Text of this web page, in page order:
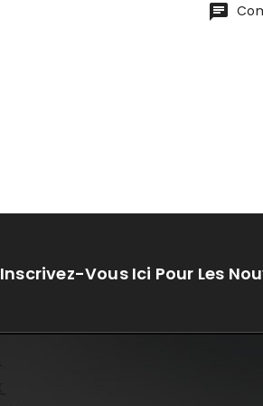
Inscrivez-Vous Ici Pour Les